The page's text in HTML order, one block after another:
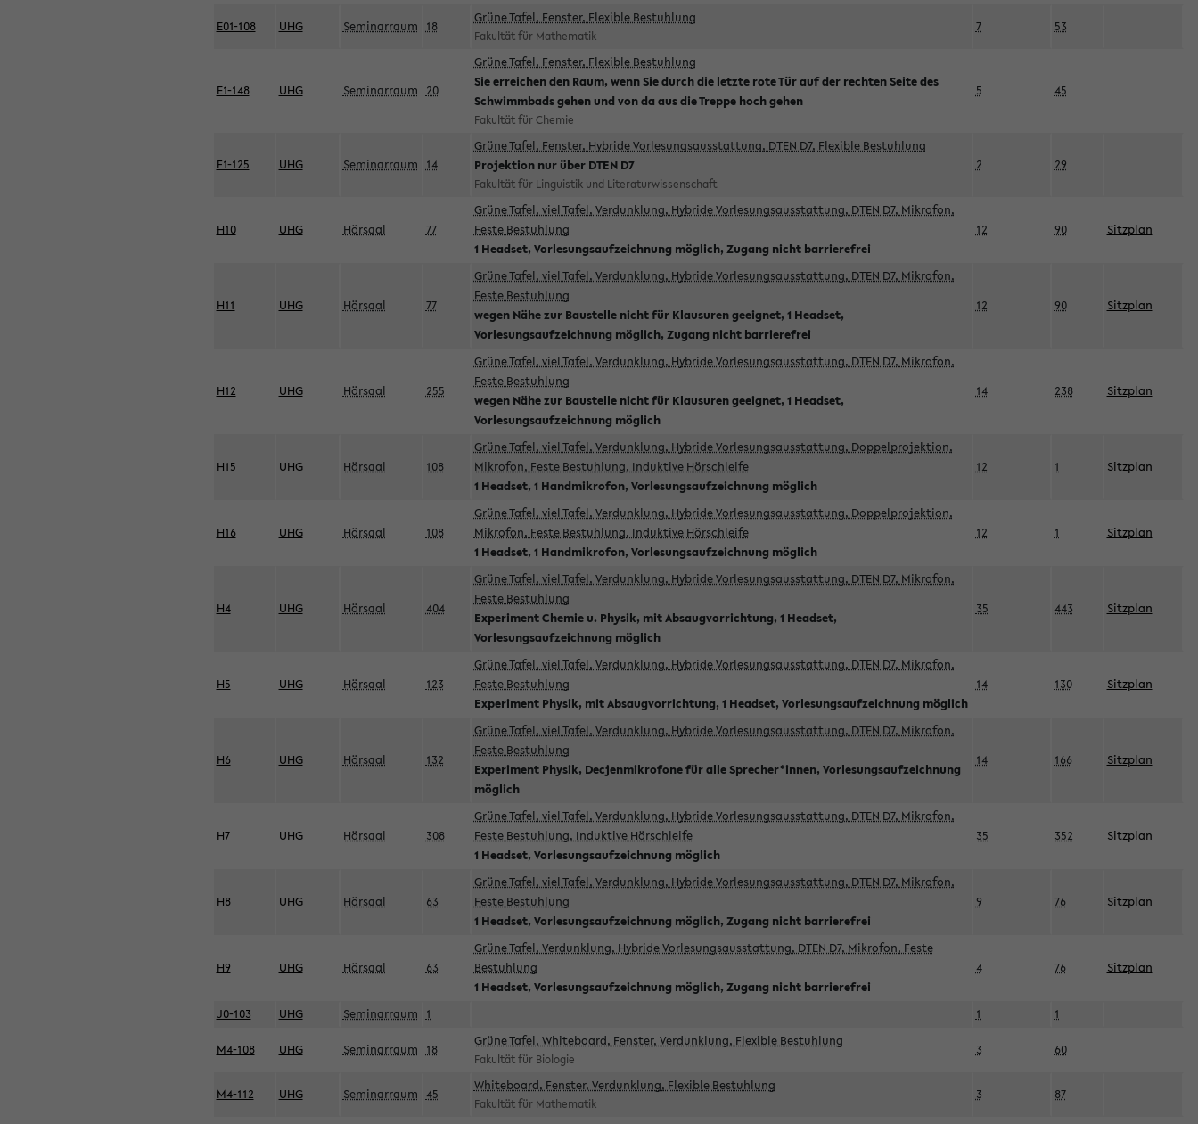
E01-108 UHG Seminarraum 18
Grüne Tafel, Fenster, Flexible Bestuhlung
Fakultät für Mathematik
7 53
E1-148 UHG Seminarraum 20
Grüne Tafel, Fenster, Flexible Bestuhlung
Sie erreichen den Raum, wenn Sie durch die letzte rote Tür auf der rechten Seite des
Schwimmbads gehen und von da aus die Treppe hoch gehen
Fakultät für Chemie
5 45
F1-125 UHG Seminarraum 14
Grüne Tafel, Fenster, Hybride Vorlesungsausstattung, DTEN D7, Flexible Bestuhlung
Projektion nur über DTEN D7
Fakultät für Linguistik und Literaturwissenschaft
2 29
H10 UHG Hörsaal 77
Grüne Tafel, viel Tafel, Verdunklung, Hybride Vorlesungsausstattung, DTEN D7, Mikrofon,
Feste Bestuhlung
1 Headset, Vorlesungsaufzeichnung möglich, Zugang nicht barrierefrei
12 90 Sitzplan
H11 UHG Hörsaal 77
Grüne Tafel, viel Tafel, Verdunklung, Hybride Vorlesungsausstattung, DTEN D7, Mikrofon,
Feste Bestuhlung
wegen Nähe zur Baustelle nicht für Klausuren geeignet, 1 Headset,
Vorlesungsaufzeichnung möglich, Zugang nicht barrierefrei
12 90 Sitzplan
H12 UHG Hörsaal 255
Grüne Tafel, viel Tafel, Verdunklung, Hybride Vorlesungsausstattung, DTEN D7, Mikrofon,
Feste Bestuhlung
wegen Nähe zur Baustelle nicht für Klausuren geeignet, 1 Headset,
Vorlesungsaufzeichnung möglich
14 238 Sitzplan
H15 UHG Hörsaal 108
Grüne Tafel, viel Tafel, Verdunklung, Hybride Vorlesungsausstattung, Doppelprojektion,
Mikrofon, Feste Bestuhlung, Induktive Hörschleife
1 Headset, 1 Handmikrofon, Vorlesungsaufzeichnung möglich
12 1 Sitzplan
H16 UHG Hörsaal 108
Grüne Tafel, viel Tafel, Verdunklung, Hybride Vorlesungsausstattung, Doppelprojektion,
Mikrofon, Feste Bestuhlung, Induktive Hörschleife
1 Headset, 1 Handmikrofon, Vorlesungsaufzeichnung möglich
12 1 Sitzplan
H4 UHG Hörsaal 404
Grüne Tafel, viel Tafel, Verdunklung, Hybride Vorlesungsausstattung, DTEN D7, Mikrofon,
Feste Bestuhlung
Experiment Chemie u. Physik, mit Absaugvorrichtung, 1 Headset,
Vorlesungsaufzeichnung möglich
35 443 Sitzplan
H5 UHG Hörsaal 123
Grüne Tafel, viel Tafel, Verdunklung, Hybride Vorlesungsausstattung, DTEN D7, Mikrofon,
Feste Bestuhlung
Experiment Physik, mit Absaugvorrichtung, 1 Headset, Vorlesungsaufzeichnung möglich
14 130 Sitzplan
H6 UHG Hörsaal 132
Grüne Tafel, viel Tafel, Verdunklung, Hybride Vorlesungsausstattung, DTEN D7, Mikrofon,
Feste Bestuhlung
Experiment Physik, Decjenmikrofone für alle Sprecher*innen, Vorlesungsaufzeichnung
möglich
14 166 Sitzplan
H7 UHG Hörsaal 308
Grüne Tafel, viel Tafel, Verdunklung, Hybride Vorlesungsausstattung, DTEN D7, Mikrofon,
Feste Bestuhlung, Induktive Hörschleife
1 Headset, Vorlesungsaufzeichnung möglich
35 352 Sitzplan
H8 UHG Hörsaal 63
Grüne Tafel, viel Tafel, Verdunklung, Hybride Vorlesungsausstattung, DTEN D7, Mikrofon,
Feste Bestuhlung
1 Headset, Vorlesungsaufzeichnung möglich, Zugang nicht barrierefrei
9 76 Sitzplan
H9 UHG Hörsaal 63
Grüne Tafel, Verdunklung, Hybride Vorlesungsausstattung, DTEN D7, Mikrofon, Feste
Bestuhlung
1 Headset, Vorlesungsaufzeichnung möglich, Zugang nicht barrierefrei
4 76 Sitzplan
J0-103 UHG Seminarraum 1 1 1
M4-108 UHG Seminarraum 18
Grüne Tafel, Whiteboard, Fenster, Verdunklung, Flexible Bestuhlung
Fakultät für Biologie
3 60
M4-112 UHG Seminarraum 45
Whiteboard, Fenster, Verdunklung, Flexible Bestuhlung
Fakultät für Mathematik
3 87